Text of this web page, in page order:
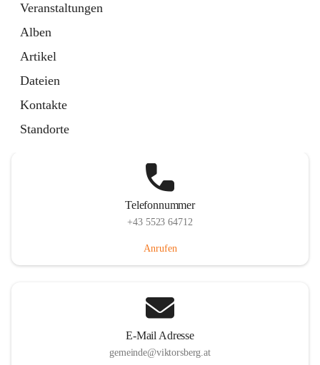
Veranstaltungen
Alben
Artikel
Dateien
Kontakte
Standorte
Telefonnummer
+43 5523 64712
Anrufen
E-Mail Adresse
gemeinde@viktorsberg.at